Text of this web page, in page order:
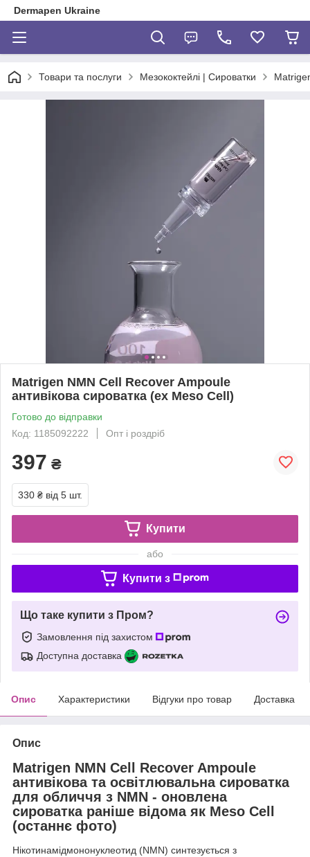
Dermapen Ukraine
Товари та послуги Мезококтейлі | Сироватки
Matrigen NMN Cell Recover Ampoule
антивікова сироватка (ex Meso Cell)
Готово до відправки
Код: 1185092222
Опт і роздріб
397 ₴
330 ₴ від 5 шт.
Купити
або
Купити з
Що таке купити з Пром?
Замовлення під захистом
Доступна доставка
Опис Характеристики Відгуки про товар Доставка
Опис
Matrigen NMN Cell Recover Ampoule
антивікова та освітлювальна сироватка
для обличчя з NMN - оновлена
сироватка раніше відома як Meso Cell
(останнє фото)
Нікотинамідмононуклеотид (NMN) синтезується з